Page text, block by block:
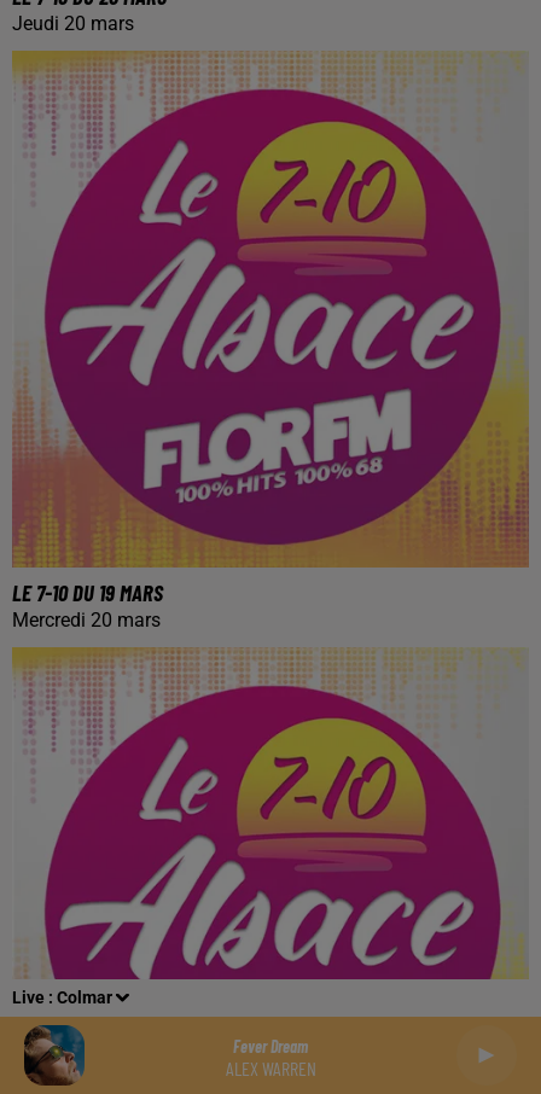
Live : Colmar
Fever Dream
ALEX WARREN
Jeudi 20 mars
LE 7-10 DU 19 MARS
Mercredi 20 mars